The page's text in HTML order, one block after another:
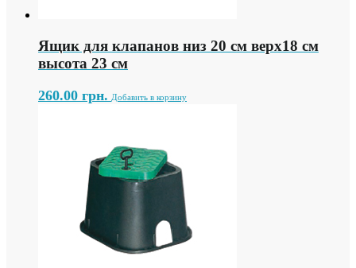
Ящик для клапанов низ 20 см верх18 см
высота 23 см
260.00 грн. Добавить в корзину